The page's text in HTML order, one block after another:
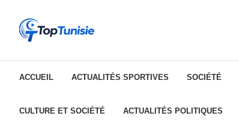
ACCUEIL ACTUALITÉS SPORTIVES SOCIÉTÉ
CULTURE ET SOCIÉTÉ ACTUALITÉS POLITIQUES